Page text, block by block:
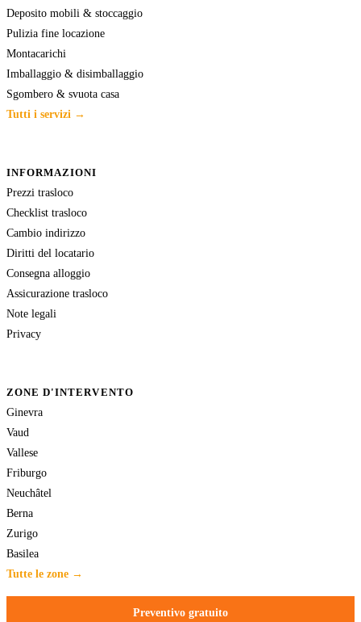
Deposito mobili & stoccaggio
Pulizia fine locazione
Montacarichi
Imballaggio & disimballaggio
Sgombero & svuota casa
Tutti i servizi →
INFORMAZIONI
Prezzi trasloco
Checklist trasloco
Cambio indirizzo
Diritti del locatario
Consegna alloggio
Assicurazione trasloco
Note legali
Privacy
ZONE D'INTERVENTO
Ginevra
Vaud
Vallese
Friburgo
Neuchâtel
Berna
Zurigo
Basilea
Tutte le zone →
Preventivo gratuito